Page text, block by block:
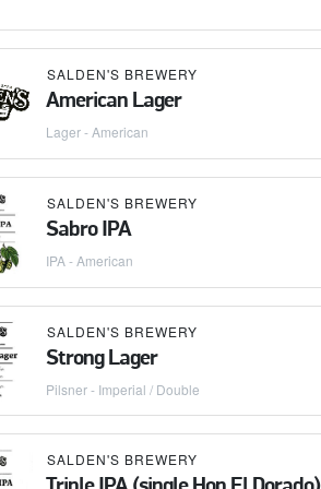
SALDEN'S BREWERY
American Lager
Lager - American
SALDEN'S BREWERY
Sabro IPA
IPA - American
SALDEN'S BREWERY
Strong Lager
Pilsner - Imperial / Double
SALDEN'S BREWERY